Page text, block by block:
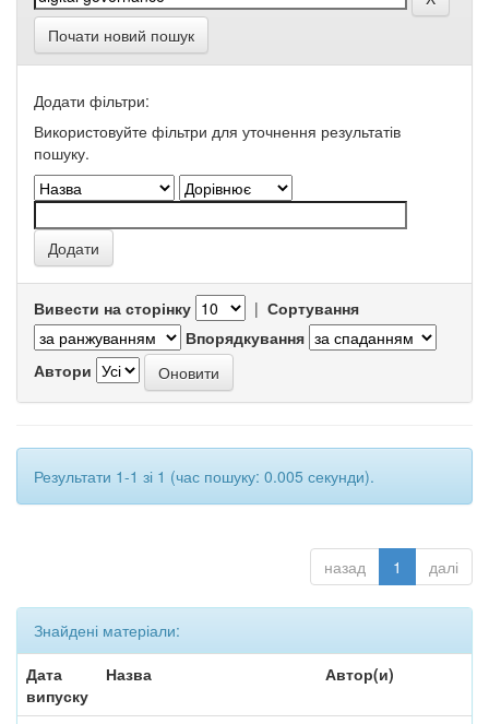
Почати новий пошук
Додати фільтри:
Використовуйте фільтри для уточнення результатів
пошуку.
Вивести на сторінку | Сортування
Впорядкування
Автори
Результати 1-1 зі 1 (час пошуку: 0.005 секунди).
назад 1 далі
Знайдені матеріали:
Дата
випуску
Назва Автор(и)